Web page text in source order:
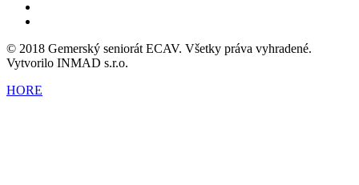
© 2018 Gemerský seniorát ECAV. Všetky práva vyhradené.
Vytvorilo INMAD s.r.o.
HORE